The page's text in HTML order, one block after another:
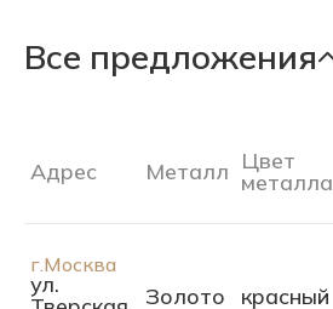
Все предложения
Адрес Металл Цвет
металла
г.Москва
ул. Золото красный